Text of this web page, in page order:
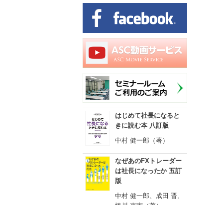
はじめて社長になると
きに読む本 八訂版
中村 健一郎（著）
なぜあのFXトレーダー
は社長になったか 五訂
版
中村 健一郎、成田 晋、